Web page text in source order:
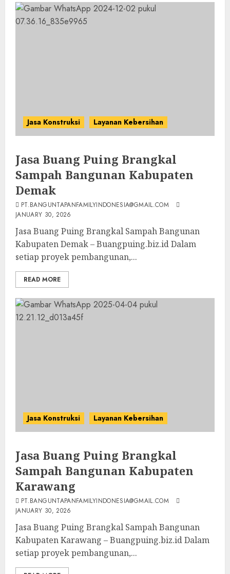
Jasa Konstruksi Layanan Kebersihan
Jasa Buang Puing Brangkal
Sampah Bangunan Kabupaten
Demak
PT.BANGUNTAPANFAMILYINDONESIA@GMAIL.COM
JANUARY 30, 2026
Jasa Buang Puing Brangkal Sampah Bangunan
Kabupaten Demak – Buangpuing.biz.id Dalam
setiap proyek pembangunan,...
READ MORE
Jasa Konstruksi Layanan Kebersihan
Jasa Buang Puing Brangkal
Sampah Bangunan Kabupaten
Karawang
PT.BANGUNTAPANFAMILYINDONESIA@GMAIL.COM
JANUARY 30, 2026
Jasa Buang Puing Brangkal Sampah Bangunan
Kabupaten Karawang – Buangpuing.biz.id Dalam
setiap proyek pembangunan,...